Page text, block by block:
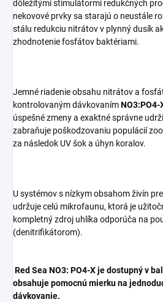
dôležitými stimulátormi redukčných
nekovové prvky sa starajú o neustále
stálu redukciu nitrátov v plynný dusík
zhodnotenie fosfátov baktériami.
Jemné riadenie obsahu nitrátov a
kontrolovaným dávkovanímNO3:PO4-
úspešné zmeny a exaktné správne
zabraňuje poškodzovaniu populácií
za následok UV šok a úhyn koralov.
U systémov s nízkym obsahom živín
udržuje celú mikrofaunu, ktorá je
kompletný zdroj uhlíka odporúča na
(denitrifikátorom).
Red Sea NO3: PO4-X je dostupný v
obsahuje pomocnú mierku na
dávkovanie.